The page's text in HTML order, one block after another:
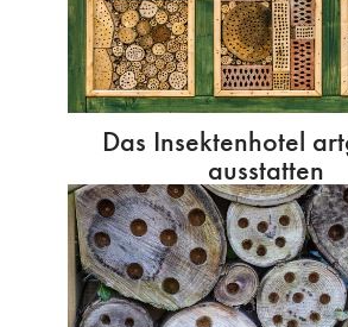
Das Insektenhotel
ausstatten